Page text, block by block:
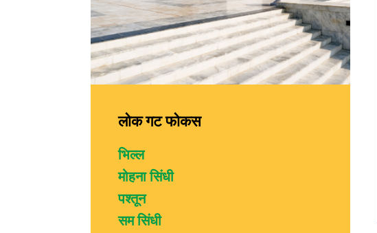
लोक गट फोकस
भिल्ल
मोहना सिंधी
पश्तून
सम सिंधी